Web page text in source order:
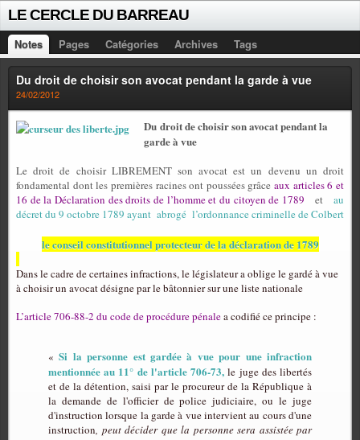
LE CERCLE DU BARREAU
Notes Pages Catégories Archives Tags
Du droit de choisir son avocat pendant la garde à vue
24/02/2012
Du droit de choisir son avocat pendant la
garde à vue
Le droit de choisir LIBREMENT son avocat est un devenu un droit
fondamental dont les premières racines ont poussées grâceaux articles 6 et
16 de la Déclaration des droits de l’homme et du citoyen de 1789 et au
décret du 9 octobre 1789 ayant abrogé l’ordonnance criminelle de Colbert
le conseil constitutionnel protecteur de la déclaration de 1789
Dans le cadre de certaines infractions, le législateur a oblige le gardé à vue
à choisir un avocat désigne par le bâtonnier sur une liste nationale
L’article 706-88-2 du code de procédure pénalea codifié ce principe :
« Si la personne est gardée à vue pour une infraction
mentionnée au 11° de l'article 706-73, le juge des libertés
et de la détention, saisi par le procureur de la République à
la demande de l'officier de police judiciaire, ou le juge
d'instruction lorsque la garde à vue intervient au cours d'une
instruction, peut décider que la personne sera assistée par